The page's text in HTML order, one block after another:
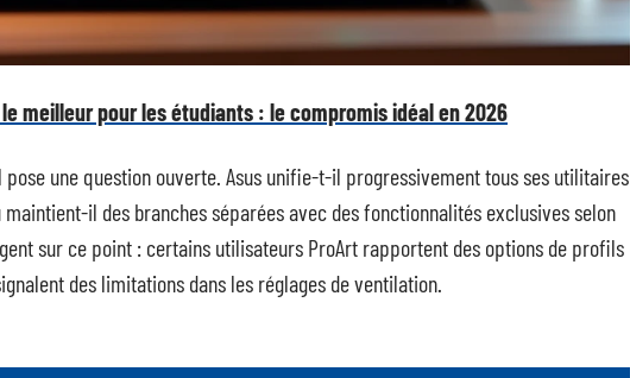
le meilleur pour les étudiants : le compromis idéal en 2026
une question ouverte. Asus unifie-t-il progressivement tous ses utilitaires
il des branches séparées avec des fonctionnalités exclusives selon
sur ce point : certains utilisateurs ProArt rapportent des options de profils
des limitations dans les réglages de ventilation.